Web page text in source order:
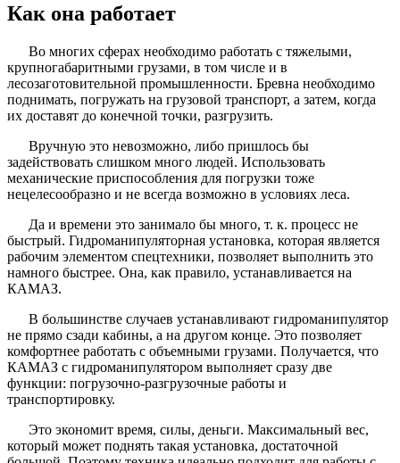
Как она работает
Во многих сферах необходимо работать с тяжелыми,
крупногабаритными грузами, в том числе и в
лесозаготовительной промышленности. Бревна необходимо
поднимать, погружать на грузовой транспорт, а затем, когда
их доставят до конечной точки, разгрузить.
Вручную это невозможно, либо пришлось бы
задействовать слишком много людей. Использовать
механические приспособления для погрузки тоже
нецелесообразно и не всегда возможно в условиях леса.
Да и времени это занимало бы много, т. к. процесс не
быстрый. Гидроманипуляторная установка, которая является
рабочим элементом спецтехники, позволяет выполнить это
намного быстрее. Она, как правило, устанавливается на
КАМАЗ.
В большинстве случаев устанавливают гидроманипулятор
не прямо сзади кабины, а на другом конце. Это позволяет
комфортнее работать с объемными грузами. Получается, что
КАМАЗ с гидроманипулятором выполняет сразу две
функции: погрузочно-разгрузочные работы и
транспортировку.
Это экономит время, силы, деньги. Максимальный вес,
который может поднять такая установка, достаточной